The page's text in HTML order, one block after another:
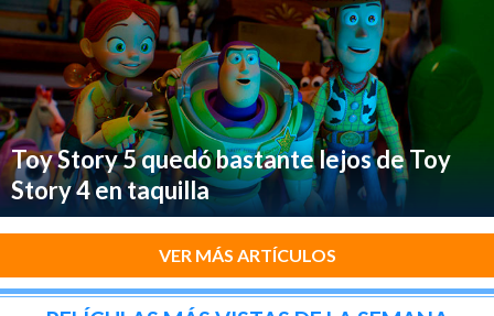
Toy Story 5 quedó bastante lejos de Toy
Story 4 en taquilla
VER MÁS ARTÍCULOS